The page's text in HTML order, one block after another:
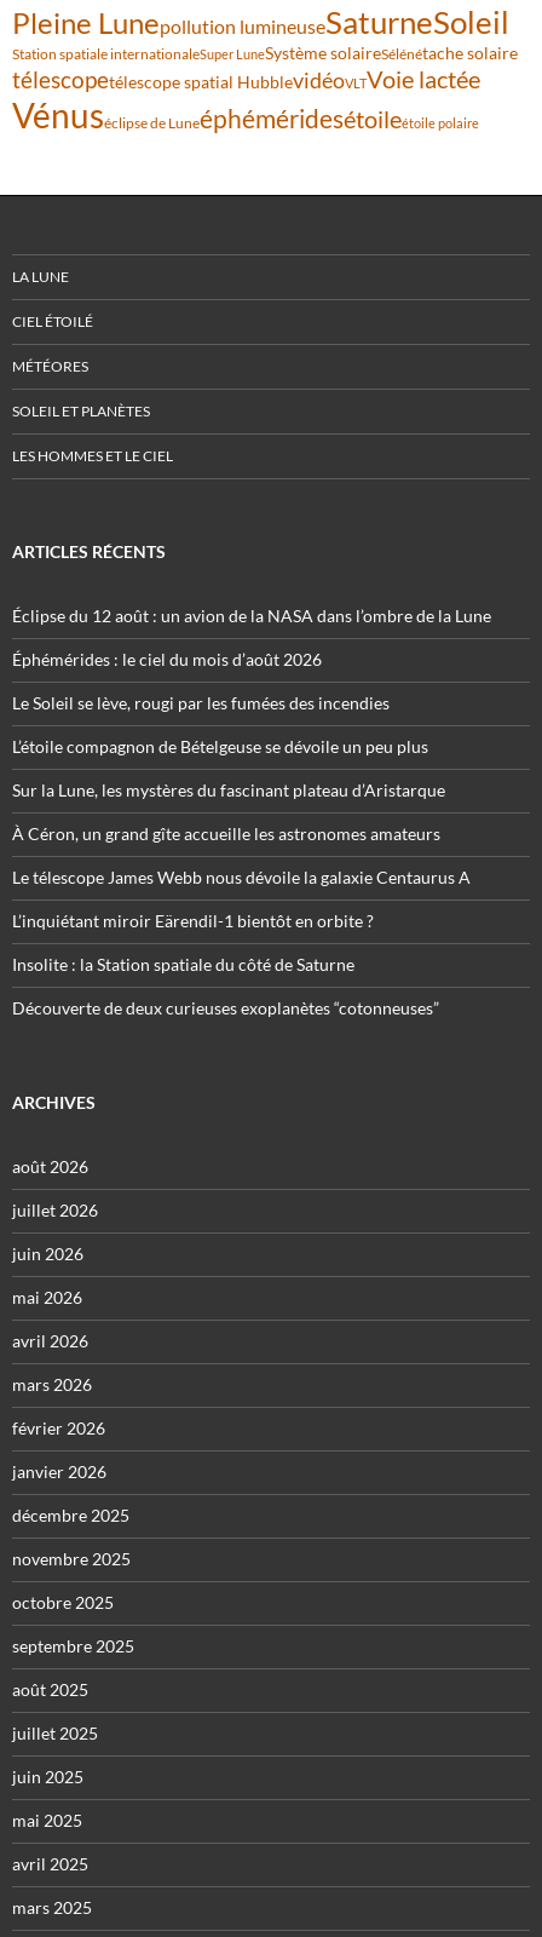
Pleine Lunepollution lumineuseSaturneSoleil
Station spatiale internationaleSuper LuneSystème solaireSélénétache solaire
télescopetélescope spatial HubblevidéoVLTVoie lactée
Vénuséclipse de Luneéphéméridesétoileétoile polaire
LA LUNE
CIEL ÉTOILÉ
MÉTÉORES
SOLEIL ET PLANÈTES
LES HOMMES ET LE CIEL
ARTICLES RÉCENTS
Éclipse du 12 août : un avion de la NASA dans l’ombre de la Lune
Éphémérides : le ciel du mois d’août 2026
Le Soleil se lève, rougi par les fumées des incendies
L’étoile compagnon de Bételgeuse se dévoile un peu plus
Sur la Lune, les mystères du fascinant plateau d’Aristarque
À Céron, un grand gîte accueille les astronomes amateurs
Le télescope James Webb nous dévoile la galaxie Centaurus A
L’inquiétant miroir Eärendil-1 bientôt en orbite ?
Insolite : la Station spatiale du côté de Saturne
Découverte de deux curieuses exoplanètes “cotonneuses”
ARCHIVES
août 2026
juillet 2026
juin 2026
mai 2026
avril 2026
mars 2026
février 2026
janvier 2026
décembre 2025
novembre 2025
octobre 2025
septembre 2025
août 2025
juillet 2025
juin 2025
mai 2025
avril 2025
mars 2025